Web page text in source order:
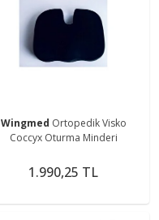
Wingmed Ortopedik Visko
Coccyx Oturma Minderi
1.990,25 TL